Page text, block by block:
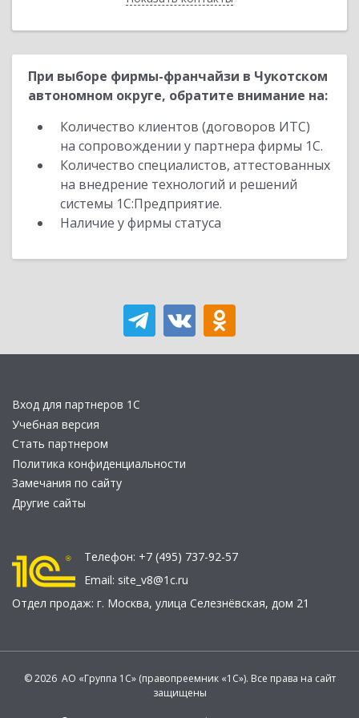
При выборе фирмы-франчайзи в Чукотском
автономном округе, обратите внимание на:
Количество клиентов (договоров ИТС)
на сопровождении у партнера фирмы 1С.
Количество специалистов, аттестованных
на внедрение технологий и решений
системы 1С:Предприятие.
Наличие у фирмы статуса
Вход для партнеров 1С
Учебная версия
Стать партнером
Политика конфиденциальности
Замечания по сайту
Другие сайты
Телефон: +7 (495) 737-92-57
Email: site_v8@1c.ru
Отдел продаж: г. Москва, улица Селезнёвская, дом 21
© 2026 АО «Группа 1С» (правопреемник «1С»). Все права на сайт
защищены